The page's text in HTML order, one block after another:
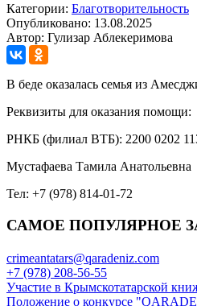
Категории: Благотворительность
Опубликовано: 13.08.2025
Автор: Гулизар Аблекеримова
В беде оказалась семья из
Реквизиты для оказания помощи:
РНКБ (филиал ВТБ): 2200 0202
Мустафаева Тамила Анатольевна
Тел: +7 (978) 814-01-72
САМОЕ ПОПУЛЯРНОЕ
crimeantatars@qaradeniz.com
+7 (978) 208-56-55
Участие в Крымскотатарской
Положение о конкурсе